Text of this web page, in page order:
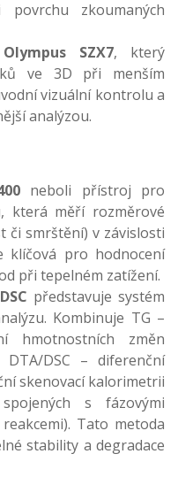
zkoumaných
SZX7, který
ve 3D při menším
vizuální kontrolu a
analýzou.
neboli přístroj pro
která měří rozměrové
či smrštění) v závislosti
klíčová pro hodnocení
při tepelném zatížení.
představuje systém
Kombinuje TG –
hmotnostních změn
DSC – diferenční
skenovací kalorimetrii
s fázovými
Tato metoda
stability a degradace